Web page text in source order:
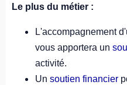
Le plus du métier :
L'accompagnement
vous apportera un
activité.
Un soutien financier